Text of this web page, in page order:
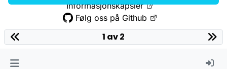
Informasjonskapsler
Følg oss på Github
1 av 2